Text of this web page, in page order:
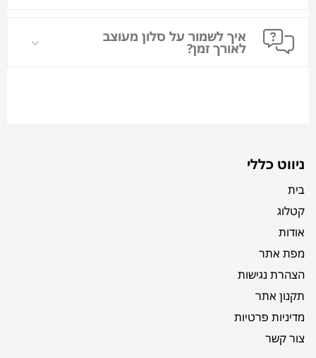
איך לשמור על סלון מעוצב
לאורך זמן?
ניווט כללי
בית
קטלוג
אודות
מפת אתר
הצהרת נגישות
תקנון אתר
מדיניות פרטיות
צור קשר